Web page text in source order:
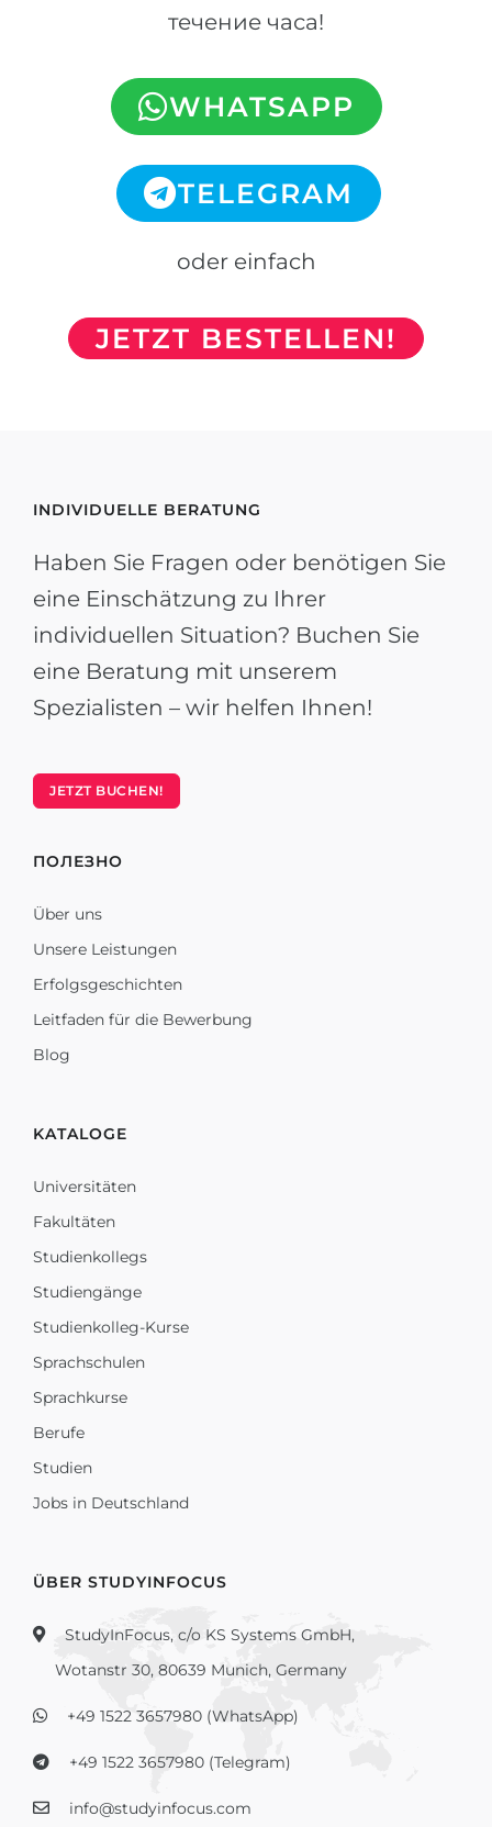
течение часа!
WHATSAPP
TELEGRAM
oder einfach
JETZT BESTELLEN!
INDIVIDUELLE BERATUNG
Haben Sie Fragen oder benötigen Sie
eine Einschätzung zu Ihrer
individuellen Situation? Buchen Sie
eine Beratung mit unserem
Spezialisten – wir helfen Ihnen!
JETZT BUCHEN!
ПОЛЕЗНО
Über uns
Unsere Leistungen
Erfolgsgeschichten
Leitfaden für die Bewerbung
Blog
KATALOGE
Universitäten
Fakultäten
Studienkollegs
Studiengänge
Studienkolleg-Kurse
Sprachschulen
Sprachkurse
Berufe
Studien
Jobs in Deutschland
ÜBER STUDYINFOCUS
StudyInFocus, c/o KS Systems GmbH,
Wotanstr 30, 80639 Munich, Germany
+49 1522 3657980 (WhatsApp)
+49 1522 3657980 (Telegram)
info@studyinfocus.com